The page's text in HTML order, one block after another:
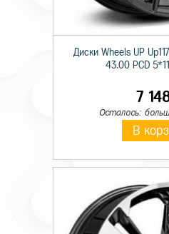
Диски Wheels UP
43.00 PCD
7
Осталось:
В